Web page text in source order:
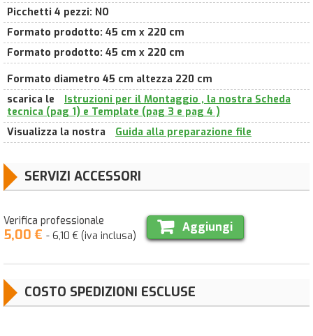
Picchetti 4 pezzi: NO
Formato prodotto: 45 cm x 220 cm
Formato prodotto: 45 cm x 220 cm
Formato diametro 45 cm altezza 220 cm
scarica le
Istruzioni per il Montaggio , la nostra Scheda
tecnica (pag 1) e Template (pag 3 e pag 4 )
Visualizza la nostra
Guida alla preparazione file
SERVIZI ACCESSORI
Verifica professionale
5,00 € - 6,10 € (iva inclusa)
Aggiungi
COSTO SPEDIZIONI ESCLUSE